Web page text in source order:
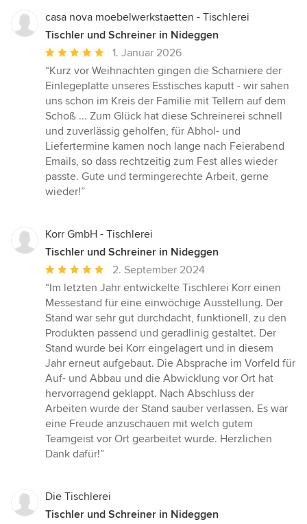
casa nova moebelwerkstaetten - Tischlerei
Tischler und Schreiner in Nideggen
Durchschnittliche
Bewertung:
5
von
5
Sternen
1. Januar 2026
“Kurz vor Weihnachten gingen die Scharniere der
Einlegeplatte unseres Esstisches kaputt - wir sahen
uns schon im Kreis der Familie mit Tellern auf dem
Schoß ... Zum Glück hat diese Schreinerei schnell
und zuverlässig geholfen, für Abhol- und
Liefertermine kamen noch lange nach Feierabend
Emails, so dass rechtzeitig zum Fest alles wieder
passte. Gute und termingerechte Arbeit, gerne
wieder!”
Korr GmbH - Tischlerei
Tischler und Schreiner in Nideggen
Durchschnittliche
Bewertung:
5
von
5
Sternen
2. September 2024
“Im letzten Jahr entwickelte Tischlerei Korr einen
Messestand für eine einwöchige Ausstellung. Der
Stand war sehr gut durchdacht, funktionell, zu den
Produkten passend und geradlinig gestaltet. Der
Stand wurde bei Korr eingelagert und in diesem
Jahr erneut aufgebaut. Die Absprache im Vorfeld für
Auf- und Abbau und die Abwicklung vor Ort hat
hervorragend geklappt. Nach Abschluss der
Arbeiten wurde der Stand sauber verlassen. Es war
eine Freude anzuschauen mit welch gutem
Teamgeist vor Ort gearbeitet wurde. Herzlichen
Dank dafür!”
Die Tischlerei
Tischler und Schreiner in Nideggen